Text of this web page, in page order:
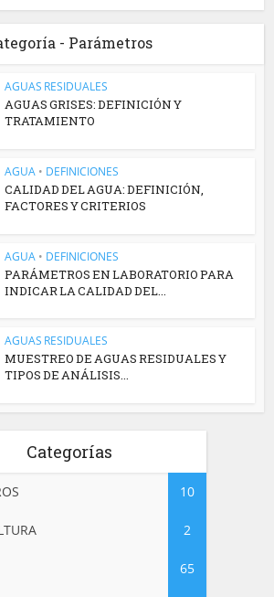
- Parámetros
AGUAS RESIDUALES
AGUAS GRISES: DEFINICIÓN Y
TRATAMIENTO
AGUA • DEFINICIONES
CALIDAD DEL AGUA: DEFINICIÓN,
FACTORES Y CRITERIOS
AGUA • DEFINICIONES
PARÁMETROS EN LABORATORIO PARA
INDICAR LA CALIDAD DEL...
AGUAS RESIDUALES
MUESTREO DE AGUAS RESIDUALES Y
TIPOS DE ANÁLISIS...
Categorías
10
2
65